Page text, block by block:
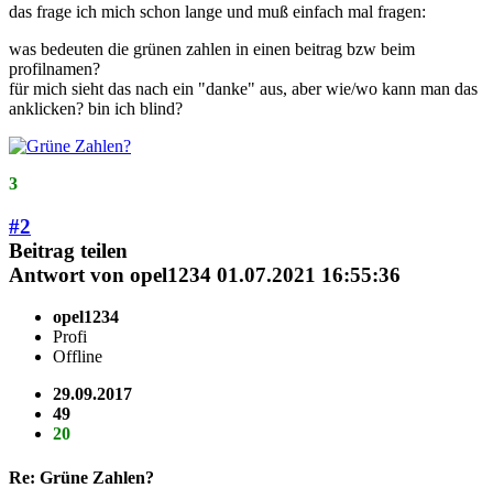
das frage ich mich schon lange und muß einfach mal fragen:
was bedeuten die grünen zahlen in einen beitrag bzw beim
profilnamen?
für mich sieht das nach ein "danke" aus, aber wie/wo kann man das
anklicken? bin ich blind?
3
#2
Beitrag teilen
Antwort von opel1234 01.07.2021 16:55:36
opel1234
Profi
Offline
29.09.2017
49
20
Re: Grüne Zahlen?